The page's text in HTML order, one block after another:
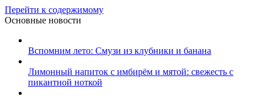
Перейти к содержимому
Основные новости
Вспомним лето: Смузи из клубники и банана
Лимонный напиток с имбирём и мятой: свежесть с
пикантной ноткой